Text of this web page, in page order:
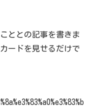
ととの記事を書きま
ードを見せるだけで